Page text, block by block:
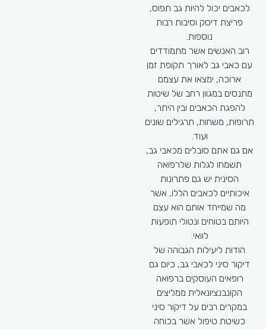
לכאבים יכול להיות גב תפוס,
פריצת דיסק וסיבות רבות
נוספות.
רוב האנשים אשר מתמודדים
עם כאבי גב לאורך תקופת זמן
ארוכה, ימצאו את עצמם
מתנסים במגוון רחב של שיטות
להפגת הכאבים ובין היתר,
תרופות, משחות, תרגילים שונים
ועוד.
אם גם אתם סובלים מכאבי גב,
תשמחו לגלות שלרפואה
הסינית יש גם פתרונות
איכותיים לכאבים הללו, אשר
מה שמייחד אותם הוא עצם
היותם בטוחים ונטולי תופעות
לוואי.
הודות ליעילות הגבוהה של
דיקור סיני לכאבי גב, כיום גם
רופאים העוסקים ברפואה
הקונבנציונאלית ממליצים
במקרים רבים על דיקור סיני
כשיטת טיפול אשר בכוחה